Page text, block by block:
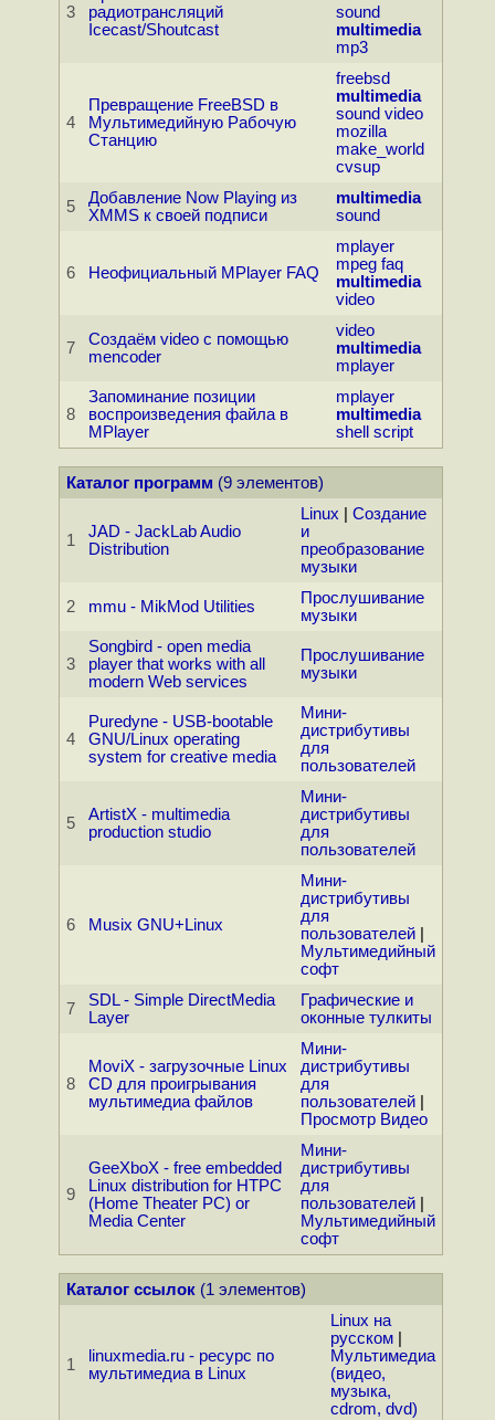
3
радиотрансляций
Icecast/Shoutcast
sound
multimedia
mp3
4
Превращение FreeBSD в
Мультимедийную Рабочую
Станцию
freebsd
multimedia
sound video
mozilla
make_world
cvsup
5
Добавление Now Playing из
XMMS к своей подписи
multimedia
sound
6 Неофициальный MPlayer FAQ
mplayer
mpeg faq
multimedia
video
7
Создаём video с помощью
mencoder
video
multimedia
mplayer
8
Запоминание позиции
воспроизведения файла в
MPlayer
mplayer
multimedia
shell
script
Каталог программ (9 элементов)
1
JAD - JackLab Audio
Distribution
Linux
Создание
и
преобразование
музыки
2 mmu - MikMod Utilities
Прослушивание
музыки
3
Songbird - open media
player that works with all
modern Web services
Прослушивание
музыки
4
Puredyne - USB-bootable
GNU/Linux operating
system for creative media
Мини-
дистрибутивы
для
пользователей
5
ArtistX - multimedia
production studio
Мини-
дистрибутивы
для
пользователей
6 Musix GNU+Linux
Мини-
дистрибутивы
для
пользователей|
Мультимедийный
софт
7
SDL - Simple DirectMedia
Layer
Графические и
оконные тулкиты
8
MoviX - загрузочные Linux
CD для проигрывания
мультимедиа файлов
Мини-
дистрибутивы
для
пользователей|
Просмотр Видео
9
GeeXboX - free embedded
Linux distribution for HTPC
(Home Theater PC) or
Media Center
Мини-
дистрибутивы
для
пользователей|
Мультимедийный
софт
Каталог ссылок(1 элементов)
1
linuxmedia.ru - ресурс по
мультимедиа в Linux
Linux на
русском|
Мультимедиа
(видео,
музыка,
cdrom, dvd)